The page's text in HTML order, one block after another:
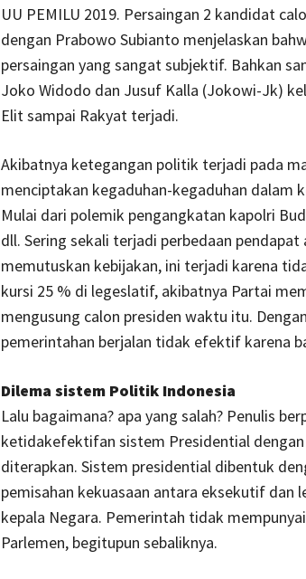
UU PEMILU 2019. Persaingan 2 kandidat
dengan Prabowo Subianto menjelaskan
persaingan yang sangat subjektif. Bahkan
Joko Widodo dan Jusuf Kalla (Jokowi-Jk)
Elit sampai Rakyat terjadi.
Akibatnya ketegangan politik terjadi pada
menciptakan kegaduhan-kegaduhan dalam
Mulai dari polemik pengangkatan kapolri
dll. Sering sekali terjadi perbedaan
memutuskan kebijakan, ini terjadi karena
kursi 25 % di legeslatif, akibatnya Partai
mengusung calon presiden waktu itu.
pemerintahan berjalan tidak efektif karena
Dilema sistem Politik Indonesia
Lalu bagaimana? apa yang salah? Penulis
ketidakefektifan sistem Presidential
diterapkan. Sistem presidential dibentuk
pemisahan kekuasaan antara eksekutif dan
kepala Negara. Pemerintah tidak
Parlemen, begitupun sebaliknya.